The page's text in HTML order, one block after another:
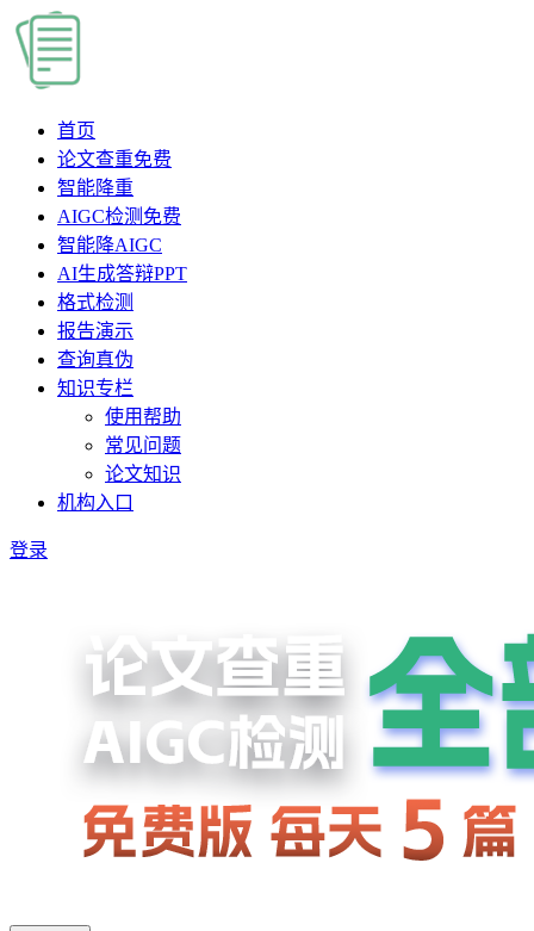
首页
论文查重免费
智能降重
AIGC检测 免费
智能降AIGC
AI生成答辩PPT
格式检测
报告演示
查询真伪
知识专栏
使用帮助
常见问题
论文知识
机构入口
登录